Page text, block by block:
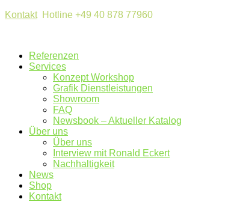
KontaktHotline +49 40 878 77960
Referenzen
Services
Konzept Workshop
Grafik Dienstleistungen
Showroom
FAQ
Newsbook – Aktueller Katalog
Über uns
Über uns
Interview mit Ronald Eckert
Nachhaltigkeit
News
Shop
Kontakt